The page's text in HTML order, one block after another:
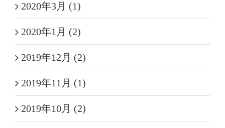
2020年3月 (1)
2020年1月 (2)
2019年12月 (2)
2019年11月 (1)
2019年10月 (2)